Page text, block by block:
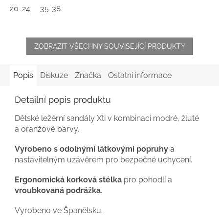
20-24 35-38
ZOBRAZIT VŠECHNY SOUVISEJÍCÍ PRODUKTY
Popis Diskuze Značka Ostatní informace
Detailní popis produktu
Dětské ležérní sandály Xti v kombinaci modré, žluté
a oranžové barvy.
Vyrobeno s odolnými látkovými popruhy a
nastavitelným uzávěrem pro bezpečné uchycení.
Ergonomická korková stélka pro pohodlí a
vroubkovaná podrážka.
Vyrobeno ve Španělsku.